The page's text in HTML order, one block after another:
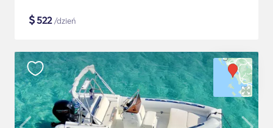
$522/dzień